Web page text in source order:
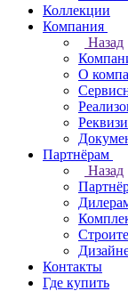
Коллекции
Компания
Назад
О
Партнёрам
Назад
Контакты
Где купить